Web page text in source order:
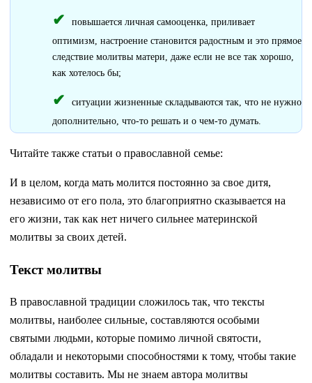
повышается личная самооценка, приливает
оптимизм, настроение становится радостным и это прямое
следствие молитвы матери, даже если не все так хорошо,
как хотелось бы;
ситуации жизненные складываются так, что не нужно
дополнительно, что-то решать и о чем-то думать.
Читайте также статьи о православной семье:
И в целом, когда мать молится постоянно за свое дитя,
независимо от его пола, это благоприятно сказывается на
его жизни, так как нет ничего сильнее материнской
молитвы за своих детей.
Текст молитвы
В православной традиции сложилось так, что тексты
молитвы, наиболее сильные, составляются особыми
святыми людьми, которые помимо личной святости,
обладали и некоторыми способностями к тому, чтобы такие
молитвы составить. Мы не знаем автора молитвы